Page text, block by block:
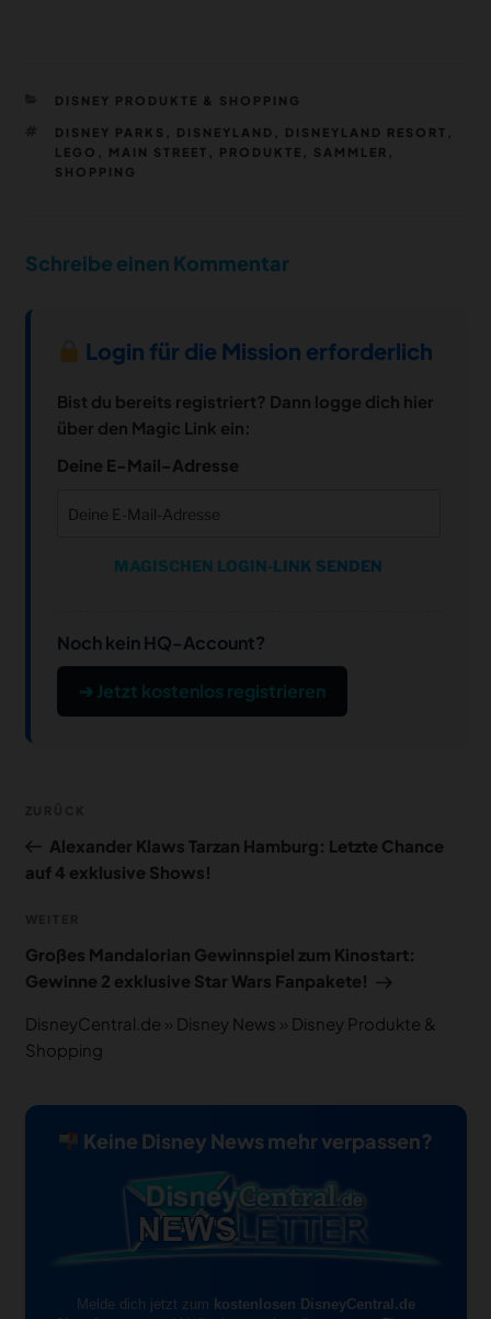
KATEGORIEN
DISNEY PRODUKTE & SHOPPING
SCHLAGWÖRTER
DISNEY PARKS DISNEYLAND DISNEYLAND RESORT
LEGO
MAIN STREET PRODUKTE SAMMLER
SHOPPING
Schreibe einen Kommentar
Login für die Mission erforderlich
Bist du bereits registriert? Dann logge dich hier
über den Magic Link ein:
Deine E-Mail-Adresse
MAGISCHEN LOGIN-LINK SENDEN
Noch kein HQ-Account?
➔ Jetzt kostenlos registrieren
Beitrag
Alexander Klaws Tarzan Hamburg: Letzte Chance
auf 4 exklusive Shows!
Beitrag
Großes Mandalorian Gewinnspiel zum Kinostart:
Gewinne 2 exklusive Star Wars Fanpakete!
DisneyCentral.de » Disney News » Disney Produkte &
Shopping
Keine Disney News mehr verpassen?
Melde dich jetzt zum kostenlosen DisneyCentral.de